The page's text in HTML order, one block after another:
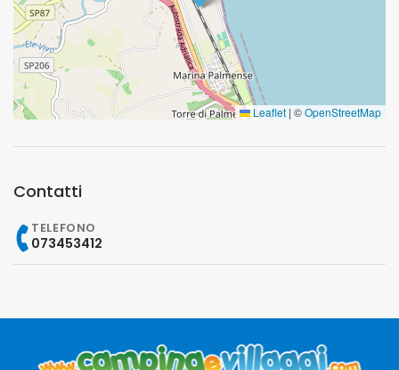
Leaflet | ©OpenStreetMap
Contatti
TELEFONO
073453412